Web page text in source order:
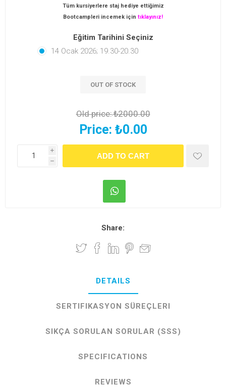
Tüm kursiyerlere staj hediye ettiğimiz
Bootcampleri incemek için tıklayınız!
Eğitim Tarihini Seçiniz
14 Ocak 2026; 19.30-20.30
OUT OF STOCK
Old price:₺2000.00
Price: ₺0.00
i
h
Share:
DETAILS
SERTIFIKASYON SÜREÇLERI
SIKÇA SORULAN SORULAR (SSS)
SPECIFICATIONS
REVIEWS